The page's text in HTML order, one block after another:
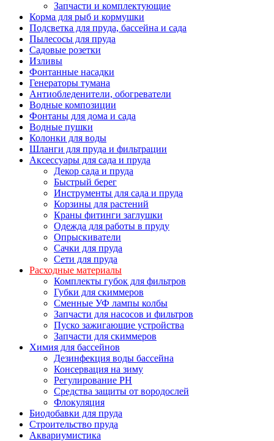
Запчасти и комплектующие
Корма для рыб и кормушки
Подсветка для пруда, бассейна и сада
Пылесосы для пруда
Садовые розетки
Изливы
Фонтанные насадки
Генераторы тумана
Антиобледенители, обогреватели
Водные композиции
Фонтаны для дома и сада
Водные пушки
Колонки для воды
Шланги для пруда и фильтрации
Аксессуары для сада и пруда
Декор сада и пруда
Быстрый берег
Инструменты для сада и пруда
Корзины для растений
Краны фитинги заглушки
Одежда для работы в пруду
Опрыскиватели
Сачки для пруда
Сети для пруда
Расходные материалы
Комплекты губок для фильтров
Губки для скиммеров
Сменные УФ лампы колбы
Запчасти для насосов и фильтров
Пуско зажигающие устройства
Запчасти для скиммеров
Химия для бассейнов
Дезинфекция воды бассейна
Консервация на зиму
Регулирование PH
Средства защиты от вородослей
Флокуляция
Биодобавки для пруда
Строительство пруда
Аквариумистика